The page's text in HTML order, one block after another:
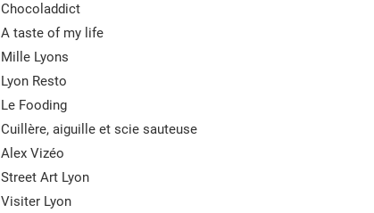
Chocoladdict
A taste of my life
Mille Lyons
Lyon Resto
Le Fooding
Cuillère, aiguille et scie sauteuse
Alex Vizéo
Street Art Lyon
Visiter Lyon